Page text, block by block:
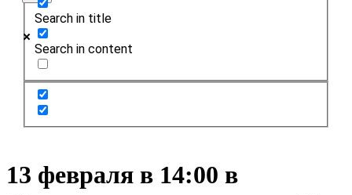
Search in title
Search in content
13 февраля в 14:00 в